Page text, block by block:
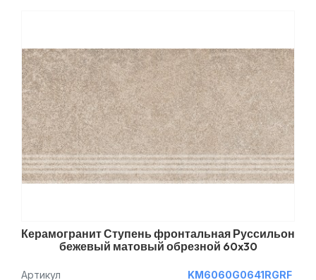
Керамогранит Ступень фронтальная Руссильон
бежевый матовый обрезной 60x30
Артикул KM6060G0641RGRF